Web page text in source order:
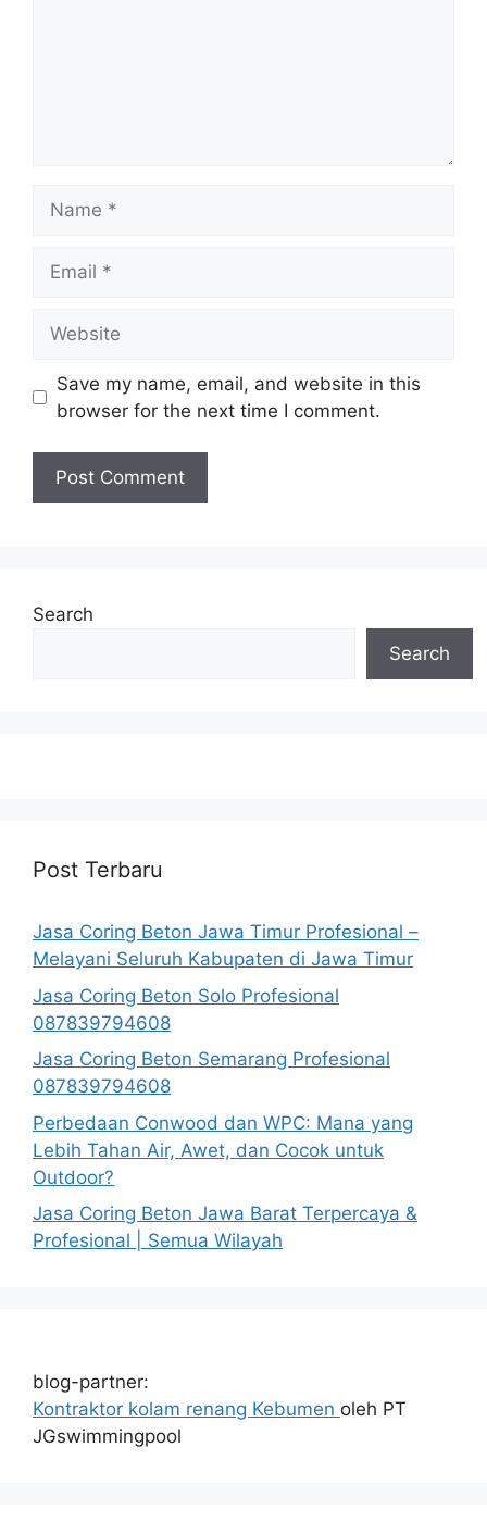
Save my name, email, and website in this
browser for the next time I comment.
Search
Search
Post Terbaru
Jasa Coring Beton Jawa Timur Profesional –
Melayani Seluruh Kabupaten di Jawa Timur
Jasa Coring Beton Solo Profesional
087839794608
Jasa Coring Beton Semarang Profesional
087839794608
Perbedaan Conwood dan WPC: Mana yang
Lebih Tahan Air, Awet, dan Cocok untuk
Outdoor?
Jasa Coring Beton Jawa Barat Terpercaya &
Profesional | Semua Wilayah
blog-partner:
Kontraktor kolam renang Kebumen oleh PT
JGswimmingpool